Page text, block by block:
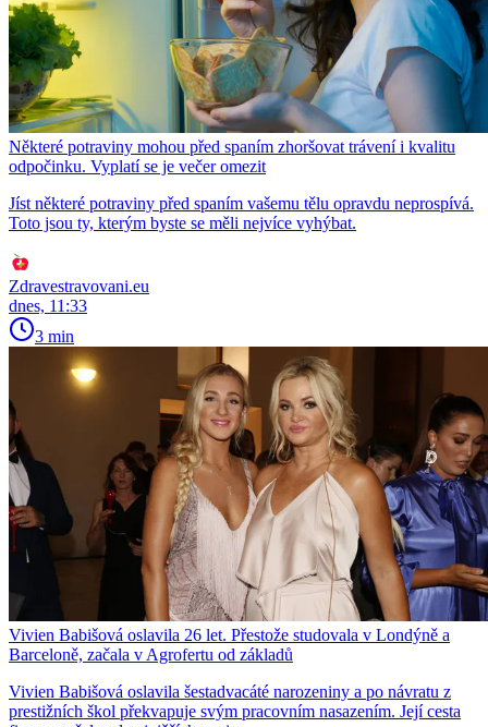
Některé potraviny mohou před spaním zhoršovat trávení i kvalitu
odpočinku. Vyplatí se je večer omezit
Jíst některé potraviny před spaním vašemu tělu opravdu neprospívá.
Toto jsou ty, kterým byste se měli nejvíce vyhýbat.
Zdravestravovani.eu
dnes, 11:33
3 min
Vivien Babišová oslavila 26 let. Přestože studovala v Londýně a
Barceloně, začala v Agrofertu od základů
Vivien Babišová oslavila šestadvacáté narozeniny a po návratu z
prestižních škol překvapuje svým pracovním nasazením. Její cesta